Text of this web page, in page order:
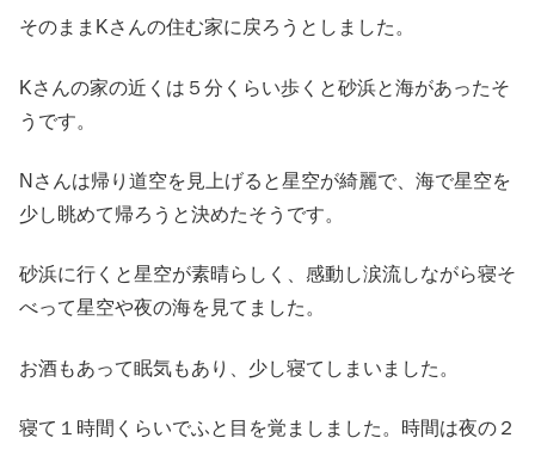
そのままKさんの住む家に戻ろうとしました。
Kさんの家の近くは５分くらい歩くと砂浜と海があったそ
うです。
Nさんは帰り道空を見上げると星空が綺麗で、海で星空を
少し眺めて帰ろうと決めたそうです。
砂浜に行くと星空が素晴らしく、感動し涙流しながら寝そ
べって星空や夜の海を見てました。
お酒もあって眠気もあり、少し寝てしまいました。
寝て１時間くらいでふと目を覚ましました。時間は夜の２